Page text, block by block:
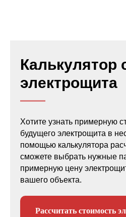
Калькулятор
электрощита
Хотите узнать примерную
будущего электрощита в
помощью калькулятора
сможете выбрать нужные
примерную цену
вашего объекта.
Рассчитать стоимость